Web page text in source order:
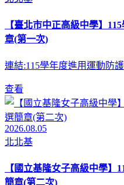
【臺北市中正高級中學】
章(第一次)
連結:115學年度進用運動防
查看
2026.08.05
北北基
【國立基隆女子高級中學】
簡章(第二次)